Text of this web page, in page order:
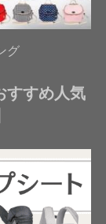
グ
すすめ人気